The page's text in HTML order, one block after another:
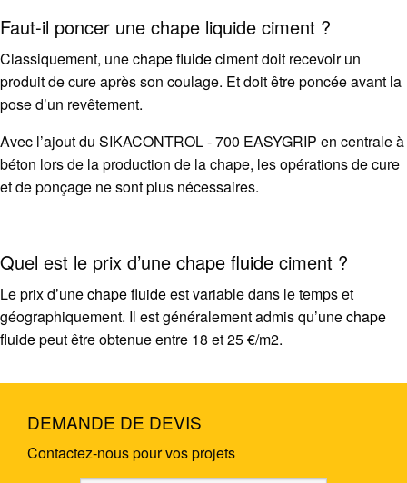
Faut-il poncer une chape liquide ciment ?
Classiquement, unechape fluideciment doit recevoir un
produit de cure après son coulage. Et doit être poncée avant la
pose d’un revêtement.
Avec l’ajout du SIKACONTROL - 700 EASYGRIP en centrale à
béton lors de la production de la chape, les opérations de cure
et de ponçage ne sont plus nécessaires.
Quel est le prix d’une chape fluide ciment ?
Le prix d’unechape fluideest variable dans le temps et
géographiquement. Il est généralement admis qu’unechape
fluidepeut être obtenue entre 18 et 25 €/m2.
DEMANDE DE DEVIS
Contactez-nous pour vos projets